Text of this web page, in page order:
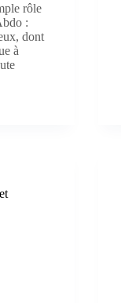
rôle
:
dont
à